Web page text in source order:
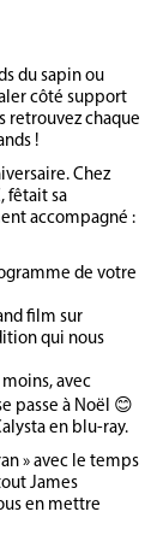
du sapin ou
côté support
retrouvez chaque
!
Chez
fêtait sa
accompagné :
de votre
film sur
qui nous
avec
passe à Noël 😊
en blu-ray.
» avec le temps
James
en mettre